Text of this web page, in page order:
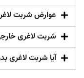
عوارض شربت
شربت لاغری
آیا شربت